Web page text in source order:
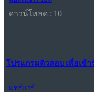
ดาวน์โหลด : 10
โปรแกรมติวสอบ เพื่อเข้
แชร์แวร์